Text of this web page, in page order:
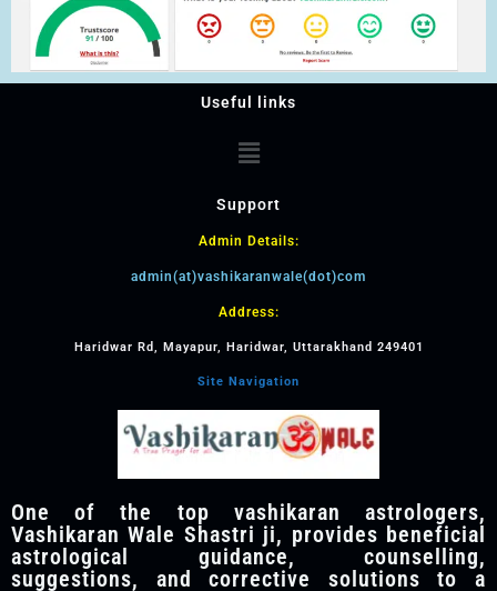
Useful links
Support
Admin Details:
admin(at)vashikaranwale(dot)com
Address:
Haridwar Rd, Mayapur, Haridwar, Uttarakhand 249401
Site Navigation
One of the top vashikaran astrologers,
Vashikaran Wale Shastri ji, provides beneficial
astrological guidance, counselling,
suggestions, and corrective solutions to a